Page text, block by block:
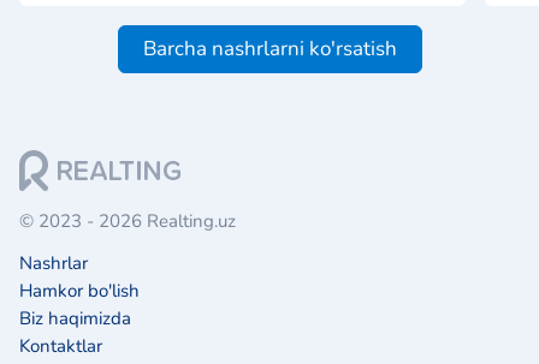
Barcha nashrlarni ko'rsatish
© 2023 - 2026 Realting.uz
Nashrlar
Hamkor bo'lish
Biz haqimizda
Kontaktlar